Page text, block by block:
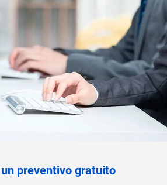
preventivo gratuito